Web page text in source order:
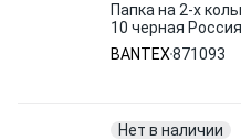
Папка на 2-х
10 черная
7607273142159
BANTEX871093
Нет в наличии